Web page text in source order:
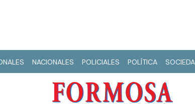
NACIONALES POLICIALES POLÍTICA